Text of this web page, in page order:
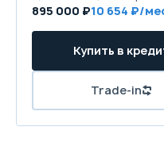
895 000 ₽10 654